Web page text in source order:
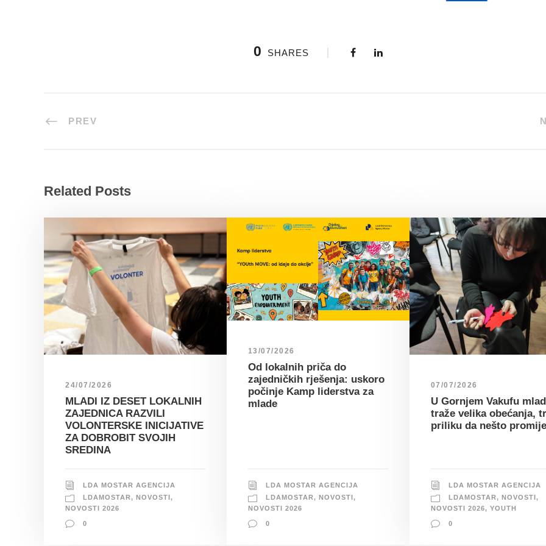
0 SHARES
PREV
Related Posts
24/07/2026
MLADI IZ DESET LOKALNIH
ZAJEDNICA RAZVILI
VOLONTERSKE INICIJATIVE
ZA DOBROBIT SVOJIH
SREDINA
LDA MOSTAR AGENCIJA
LDAMOSTAR, NOVOSTI ,
NOVOSTI 2026
0
13/07/2026
Od lokalnih priča do
zajedničkih rješenja: uskoro
počinje Kamp liderstva za
mlade
LDA MOSTAR AGENCIJA
LDAMOSTAR, NOVOSTI,
NOVOSTI 2026
0
07/07/2026
U Gornjem Vakufu
traže velika obećanja,
priliku da nešto
LDA MOSTAR AGENCIJA
LDAMOSTAR, NOVOSTI ,
NOVOSTI 2026, YOUTH
0